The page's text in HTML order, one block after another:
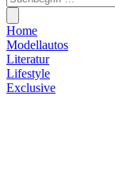
Home
Modellautos
Literatur
Lifestyle
Exclusive